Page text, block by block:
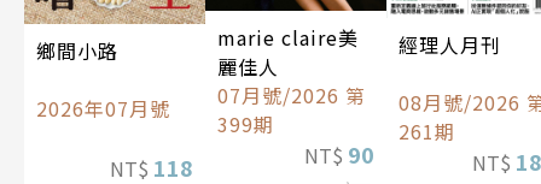
鄉間小路
2026年07月號
NT$ 118
marie claire美
麗佳人
07月號/2026 第
399期
NT$ 90
經理人月刊
08月號/2026
261期
NT$